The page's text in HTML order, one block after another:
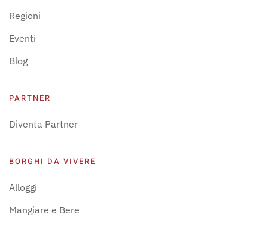
Regioni
Eventi
Blog
PARTNER
Diventa Partner
BORGHI DA VIVERE
Alloggi
Mangiare e Bere